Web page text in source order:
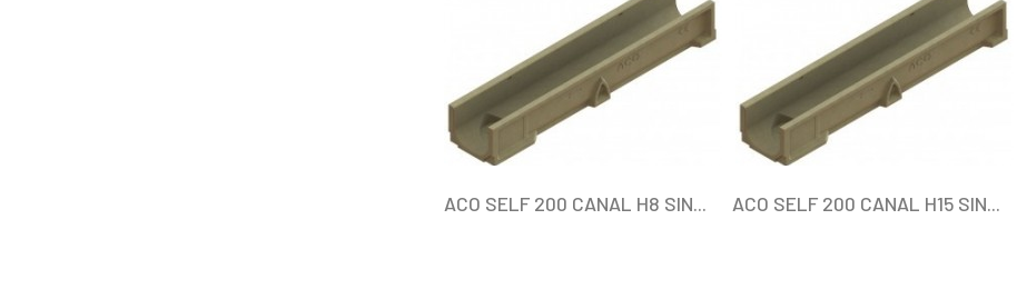
ACO SELF 200 CANAL H8 SIN... ACO SELF 200 CANAL H15 SIN...